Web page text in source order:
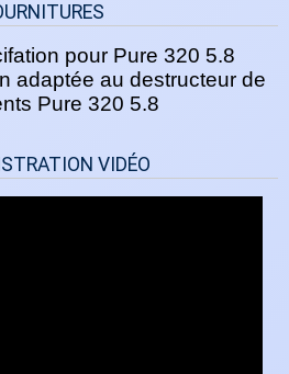
adaptée au destructeur de
Pure 320 5.8
VIDÉO